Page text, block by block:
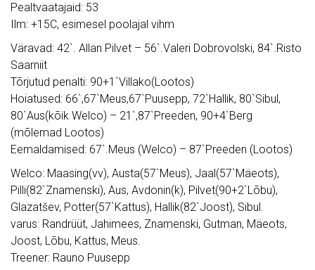
Pealtvaatajaid: 53
Ilm: +15C, esimesel poolajal vihm
Väravad: 42`. Allan Pilvet – 56`.Valeri Dobrovolski, 84`.Risto
Saarniit
Tõrjutud penalti: 90+1`Villako(Lootos)
Hoiatused: 66`,67`Meus,67`Puusepp, 72`Hallik, 80`Sibul,
80`Aus(kõik Welco) – 21`,87`Preeden, 90+4`Berg
(mõlemad Lootos)
Eemaldamised: 67`.Meus (Welco) – 87`Preeden (Lootos)
Welco: Maasing(vv), Austa(57`Meus), Jaal(57`Mäeots),
Pilli(82`Znamenski), Aus, Avdonin(k), Pilvet(90+2`Lõbu),
Glazatšev, Potter(57`Kattus), Hallik(82`Joost), Sibul.
varus: Randrüüt, Jahimees, Znamenski, Gutman, Mäeots,
Joost, Lõbu, Kattus, Meus.
Treener: Rauno Puusepp